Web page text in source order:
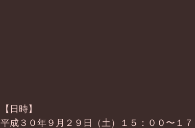
【日時】
平成３０年９月２９日（土）１５：００〜１７